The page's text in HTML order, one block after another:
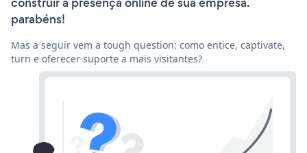
parabéns!
Mas a seguir vem a tough question: como entice, captivate,
turn e oferecer suporte a mais visitantes?